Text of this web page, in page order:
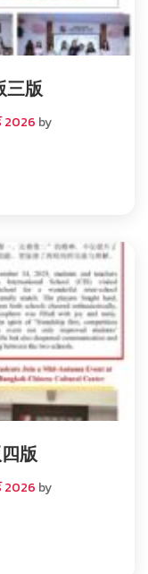
三版
2026 by
版
2026 by